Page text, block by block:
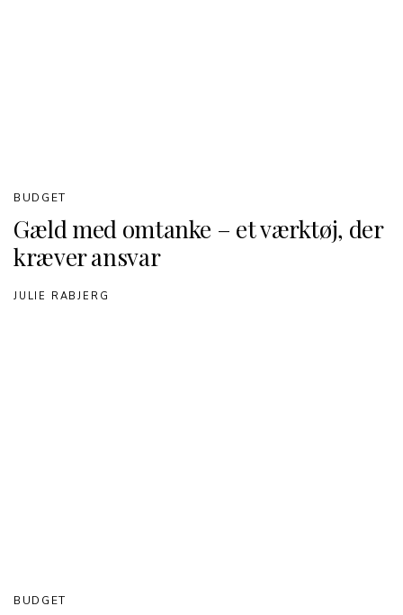
Gæld med omtanke – et værktøj, der
kræver ansvar
BUDGET
JULIE RABJERG
BUDGET